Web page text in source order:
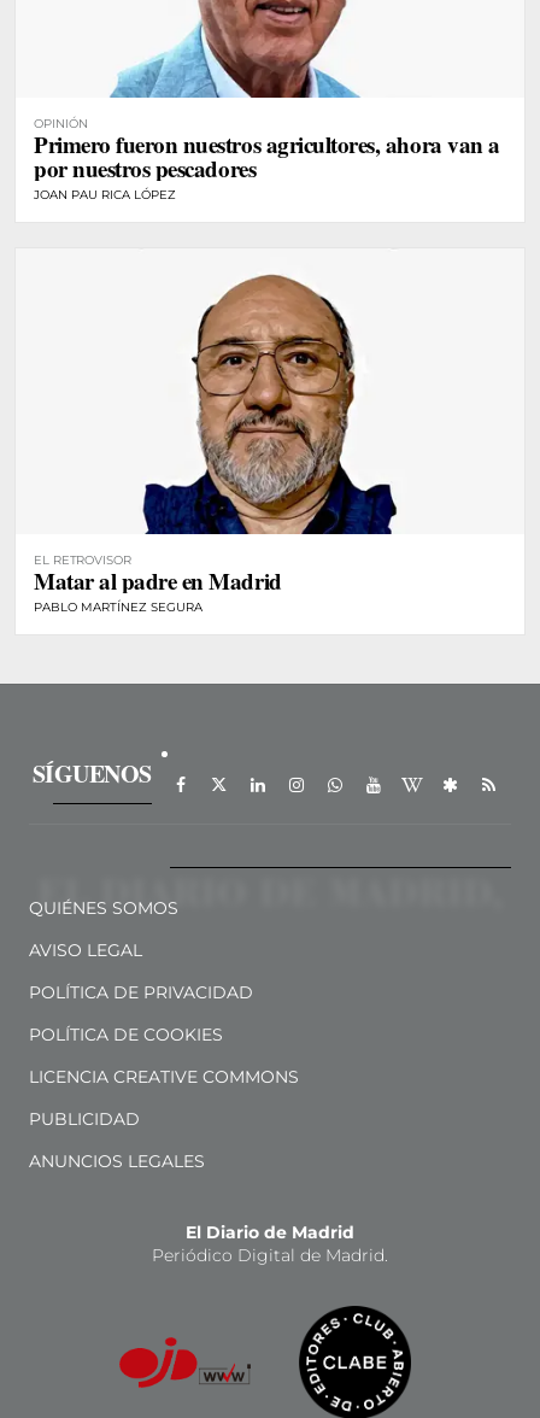
OPINIÓN
Primero fueron nuestros agricultores, ahora van a
por nuestros pescadores
JOAN PAU RICA LÓPEZ
EL RETROVISOR
Matar al padre en Madrid
PABLO MARTÍNEZ SEGURA
SÍGUENOS
QUIÉNES SOMOS
AVISO LEGAL
POLÍTICA DE PRIVACIDAD
POLÍTICA DE COOKIES
LICENCIA CREATIVE COMMONS
PUBLICIDAD
ANUNCIOS LEGALES
El Diario de Madrid
Periódico Digital de Madrid.